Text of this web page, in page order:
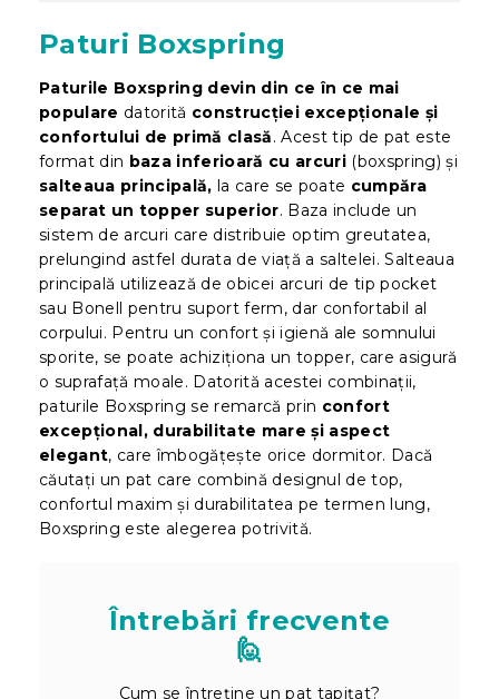
Paturi Boxspring
Paturile Boxspring devin din ce în ce mai
populare datorită construcției excepționale și
confortului de primă clasă. Acest tip de pat este
format din baza inferioară cu arcuri (boxspring) și
salteaua principală, la care se poate cumpăra
separat un topper superior. Baza include un
sistem de arcuri care distribuie optim greutatea,
prelungind astfel durata de viață a saltelei. Salteaua
principală utilizează de obicei arcuri de tip pocket
sau Bonell pentru suport ferm, dar confortabil al
corpului. Pentru un confort și igienă ale somnului
sporite, se poate achiziționa un topper, care asigură
o suprafață moale. Datorită acestei combinații,
paturile Boxspring se remarcă prin confort
excepțional, durabilitate mare și aspect
elegant, care îmbogățește orice dormitor. Dacă
căutați un pat care combină designul de top,
confortul maxim și durabilitatea pe termen lung,
Boxspring este alegerea potrivită.
Întrebări frecvente
🙋
Cum se întreține un pat tapițat?